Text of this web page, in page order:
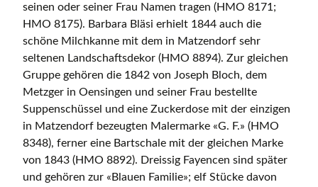
seinen oder seiner Frau Namen tragen (HMO 8171;
HMO 8175). Barbara Bläsi erhielt 1844 auch die
schöne Milchkanne mit dem in Matzendorf sehr
seltenen Landschaftsdekor (HMO 8894). Zur gleichen
Gruppe gehören die 1842 von Joseph Bloch, dem
Metzger in Oensingen und seiner Frau bestellte
Suppenschüssel und eine Zuckerdose mit der einzigen
in Matzendorf bezeugten Malermarke «G. F.» (HMO
8348), ferner eine Bartschale mit der gleichen Marke
von 1843 (HMO 8892). Dreissig Fayencen sind später
und gehören zur «Blauen Familie»; elf Stücke davon